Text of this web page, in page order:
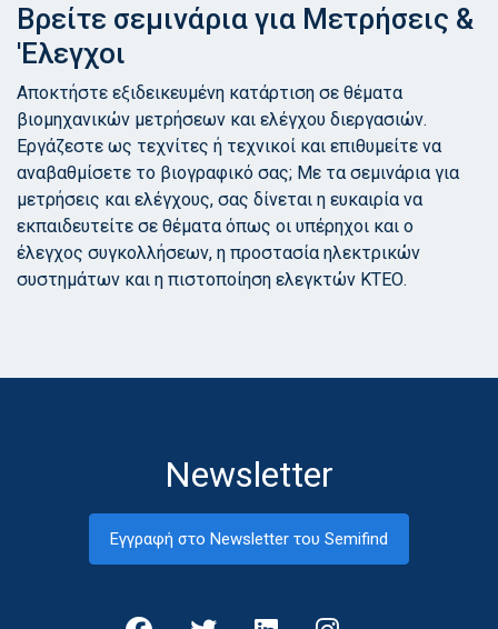
Βρείτε σεμινάρια για Μετρήσεις &
'Ελεγχοι
Αποκτήστε εξιδεικευμένη κατάρτιση σε θέματα
βιομηχανικών μετρήσεων και ελέγχου διεργασιών.
Εργάζεστε ως τεχνίτες ή τεχνικοί και επιθυμείτε να
αναβαθμίσετε το βιογραφικό σας; Με τα σεμινάρια για
μετρήσεις και ελέγχους, σας δίνεται η ευκαιρία να
εκπαιδευτείτε σε θέματα όπως οι υπέρηχοι και ο
έλεγχος συγκολλήσεων, η προστασία ηλεκτρικών
συστημάτων και η πιστοποίηση ελεγκτών ΚΤΕΟ.
Newsletter
Εγγραφή στο Newsletter του Semifind